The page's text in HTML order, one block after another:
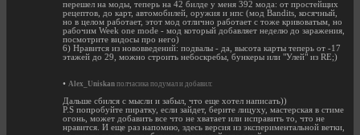
перешел на моды, теперь на 42 билде у меня 392 мода: от простейщих
рецептов, до карт, автомобилей, оружия и нпс (мод Bandits, косячный,
но в целом работает, этот мод отлично работает с тоже кривоватым, но
рабочим Week one mode - мод который добавляет неделю до заражения,
посмотрите видосы про него)
6) Нравится из нововведений: подвалы - да, высота карты теперь от -17
этажей до 29, можно строить небоскребы, бункеры или "Улей" из RE;)
• Alex_Uniskan полчасика подумал и добавил:
Дальше сбился с мысли и забыл, что еще хотел написать))
P.S попробуйте пиратку, если зайдет, берите лицуху, мастерская в стиме
огонь, может добавить все что не хватает или исправить то, что не
нравится. И еще раз напомню, здесь версия из экспериментальной ветки,